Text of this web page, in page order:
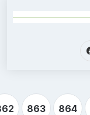
863 864